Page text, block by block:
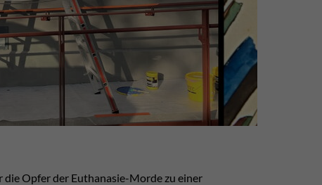
die Opfer der Euthanasie-Morde zu einer